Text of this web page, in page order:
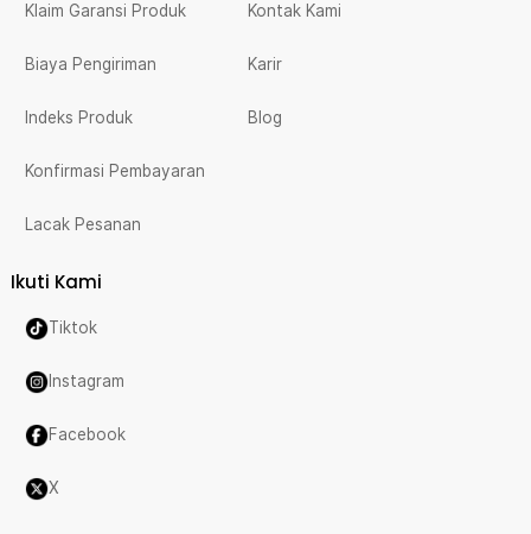
Klaim Garansi Produk
Biaya Pengiriman
Indeks Produk
Konfirmasi Pembayaran
Lacak Pesanan
Kontak Kami
Karir
Blog
Ikuti Kami
Tiktok
Instagram
Facebook
X